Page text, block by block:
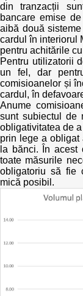
Transparența
Cele mai bune
Moldova
Democrația,
publice-cheie
Achiziții publice
Achizițiile
din tranzacții
bancare emise
aibă două
cardul în interiorul
pentru achitările
Pentru utilizatorii
un fel, dar
comisioanelor și
cardul, în
Anume
sunt subiectul de
obligativitatea de
prin lege a obligat
la bănci. În acest
toate măsurile
obligatoriu să fie
mică posibil.